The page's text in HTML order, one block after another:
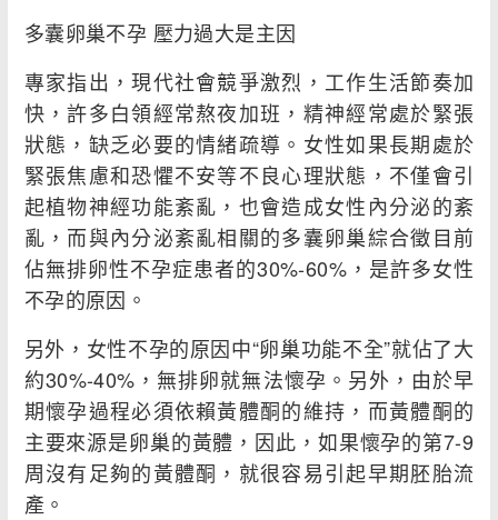
多囊卵巢不孕 壓力過大是主因
專家指出，現代社會競爭激烈，工作生活節奏加
快，許多白領經常熬夜加班，精神經常處於緊張
狀態，缺乏必要的情緒疏導。女性如果長期處於
緊張焦慮和恐懼不安等不良心理狀態，不僅會引
起植物神經功能紊亂，也會造成女性內分泌的紊
亂，而與內分泌紊亂相關的多囊卵巢綜合徵目前
佔無排卵性不孕症患者的30%-60%，是許多女性
不孕的原因。
另外，女性不孕的原因中“卵巢功能不全”就佔了大
約30%-40%，無排卵就無法懷孕。另外，由於早
期懷孕過程必須依賴黃體酮的維持，而黃體酮的
主要來源是卵巢的黃體，因此，如果懷孕的第7-9
周沒有足夠的黃體酮，就很容易引起早期胚胎流
產。